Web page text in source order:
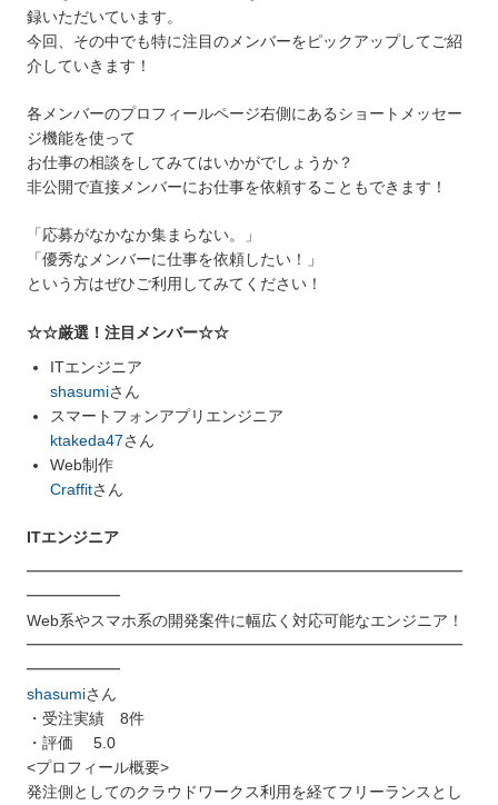
録いただいています。
今回、その中でも特に注目のメンバーをピックアップしてご紹
介していきます！
各メンバーのプロフィールページ右側にあるショートメッセー
ジ機能を使って
お仕事の相談をしてみてはいかがでしょうか？
非公開で直接メンバーにお仕事を依頼することもできます！
「応募がなかなか集まらない。」
「優秀なメンバーに仕事を依頼したい！」
という方はぜひご利用してみてください！
☆☆厳選！注目メンバー☆☆
ITエンジニア
shasumiさん
スマートフォンアプリエンジニア
ktakeda47さん
Web制作
Craffitさん
ITエンジニア
━━━━━━━━━━━━━━━━━━━━━━━━━━━━
━━━━━━
Web系やスマホ系の開発案件に幅広く対応可能なエンジニア！
━━━━━━━━━━━━━━━━━━━━━━━━━━━━
━━━━━━
shasumiさん
・受注実績 8件
・評価 5.0
<プロフィール概要>
発注側としてのクラウドワークス利用を経てフリーランスとし